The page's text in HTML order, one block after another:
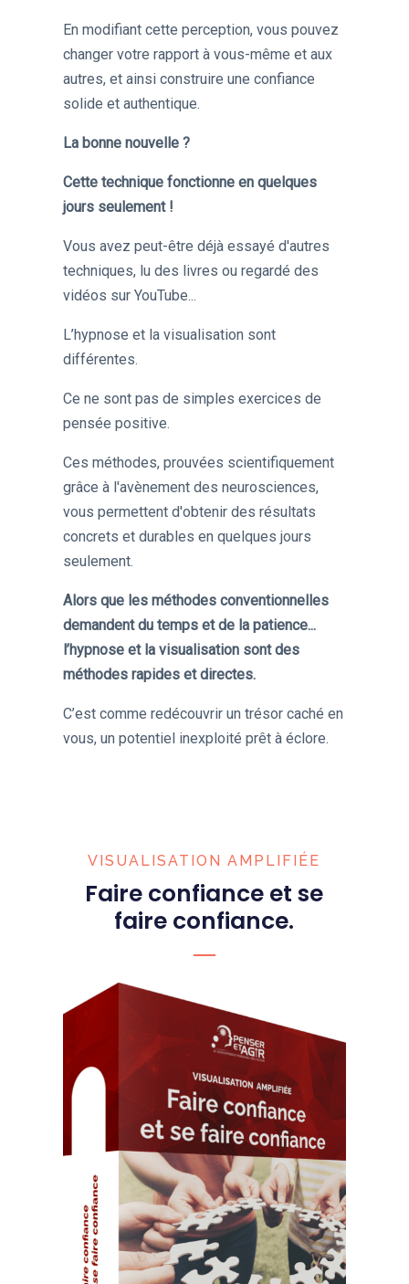
En modifiant cette perception, vous pouvez
changer votre rapport à vous-même et aux
autres, et ainsi construire une confiance
solide et authentique.
La bonne nouvelle ?
Cette technique fonctionne en quelques
jours seulement !
Vous avez peut-être déjà essayé d'autres
techniques, lu des livres ou regardé des
vidéos sur YouTube...
L’hypnose et la visualisation sont
différentes.
Ce ne sont pas de simples exercices de
pensée positive.
Ces méthodes, prouvées scientifiquement
grâce à l'avènement des neurosciences,
vous permettent d'obtenir des résultats
concrets et durables en quelques jours
seulement.
Alors que les méthodes conventionnelles
demandent du temps et de la patience...
l’hypnose et la visualisation sont des
méthodes rapides et directes.
C’est comme redécouvrir un trésor caché en
vous, un potentiel inexploité prêt à éclore.
VISUALISATION AMPLIFIÉE
Faire confiance et se
faire confiance.